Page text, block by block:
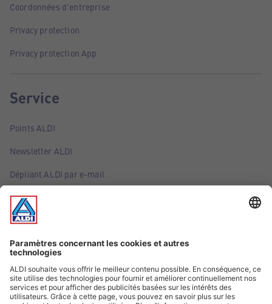
Coordonnées d'entreprise
Privacy protection
Privacy protection App
Service
Points ALDI
Newsletter ALDI
Dépliant ALDI par e-mail
Offres
Infos essentielles
Suivez ALDI Belgique